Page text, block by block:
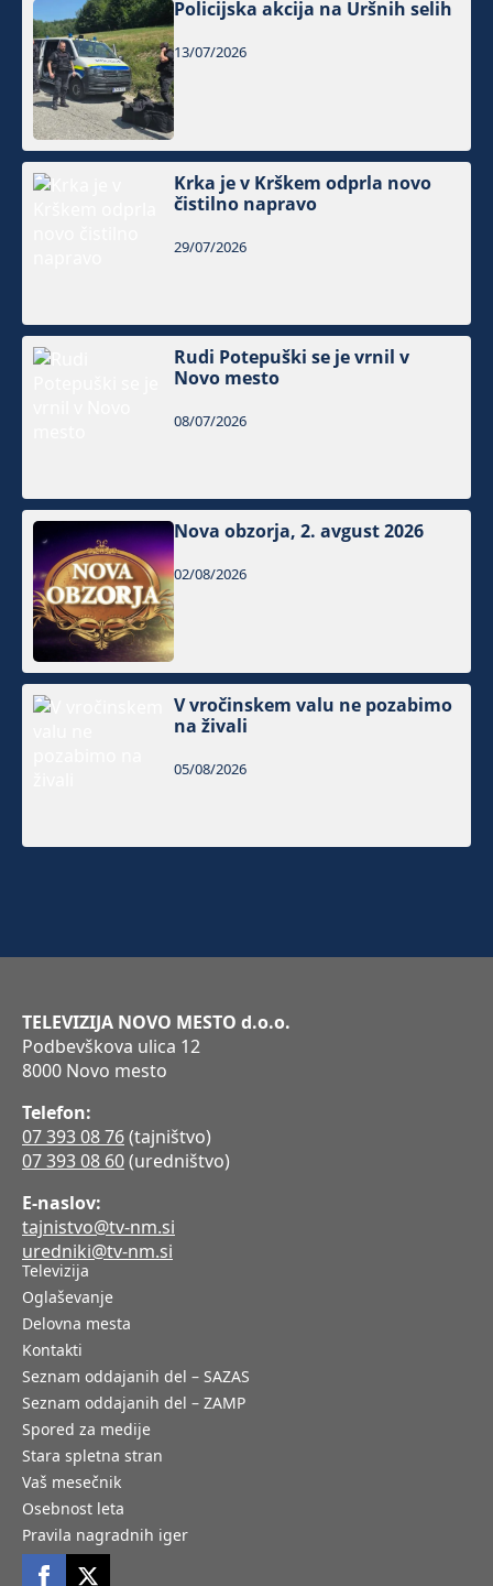
Policijska akcija na Uršnih selih
13/07/2026
Krka je v Krškem odprla novo
čistilno napravo
29/07/2026
Rudi Potepuški se je vrnil v
Novo mesto
08/07/2026
Nova obzorja, 2. avgust 2026
02/08/2026
V vročinskem valu ne pozabimo
na živali
05/08/2026
TELEVIZIJA NOVO MESTO d.o.o.
Podbevškova ulica 12
8000 Novo mesto
Telefon:
07 393 08 76(tajništvo)
07 393 08 60(uredništvo)
E-naslov:
tajnistvo@tv-nm.si
uredniki@tv-nm.si
Televizija
Oglaševanje
Delovna mesta
Kontakti
Seznam oddajanih del – SAZAS
Seznam oddajanih del – ZAMP
Spored za medije
Stara spletna stran
Vaš mesečnik
Osebnost leta
Pravila nagradnih iger